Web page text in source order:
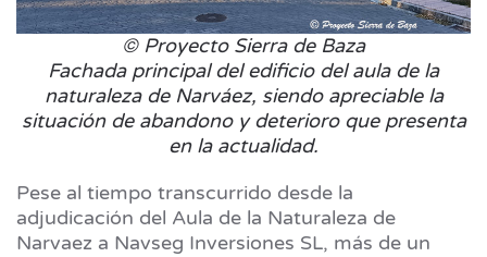
© Proyecto Sierra de Baza
Fachada principal del edificio del aula de la
naturaleza de Narváez, siendo apreciable la
situación de abandono y deterioro que presenta
en la actualidad.
Pese al tiempo transcurrido desde la
adjudicación del Aula de la Naturaleza de
Narvaez a Navseg Inversiones SL, más de un